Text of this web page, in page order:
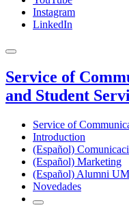
Instagram
LinkedIn
Service of
and Student
Service of
Introduction
(Español)
(Español) Marketing
(Español) Alumni
Novedades